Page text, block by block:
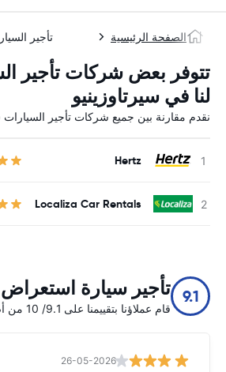
الصفحة الرئيسية تأجير
تتوفر بعض شركات تأجير
لنا في سيرتاوزينيو
نقدم مقارنة بين جميع شركات تأجير السيارات
Hertz
Localiza Car Rentals
9.1 تأجير سيارة استعراض
قام عملاؤنا بتقييمنا على 9.1/ 10 من أصل 12842
26-05-2026